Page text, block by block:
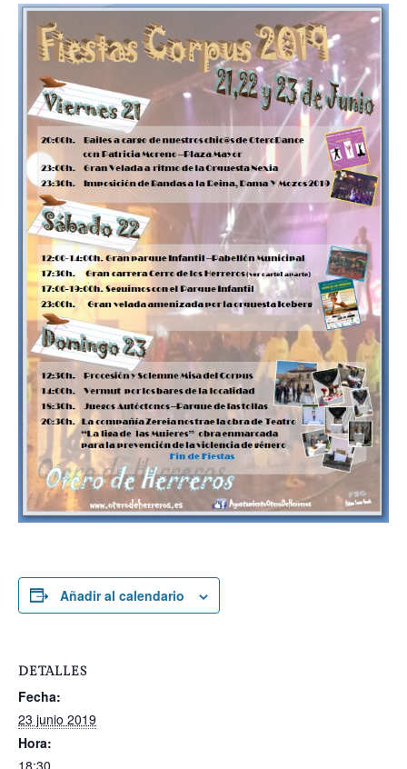
Añadir al calendario
DETALLES
Fecha:
23 junio 2019
Hora:
18:30